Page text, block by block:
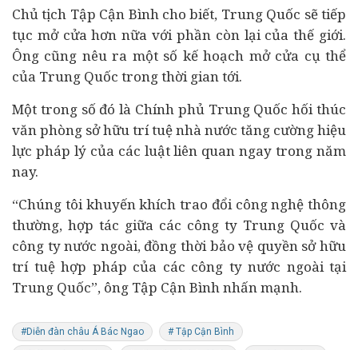
Chủ tịch Tập Cận Bình cho biết, Trung Quốc sẽ tiếp
tục mở cửa hơn nữa với phần còn lại của thế giới.
Ông cũng nêu ra một số kế hoạch mở cửa cụ thể
của Trung Quốc trong thời gian tới.
Một trong số đó là Chính phủ Trung Quốc hối thúc
văn phòng sở hữu trí tuệ nhà nước tăng cường hiệu
lực pháp lý của các luật liên quan ngay trong năm
nay.
“Chúng tôi khuyến khích trao đổi công nghệ thông
thường, hợp tác giữa các công ty Trung Quốc và
công ty nước ngoài, đồng thời bảo vệ quyền sở hữu
trí tuệ hợp pháp của các công ty nước ngoài tại
Trung Quốc”, ông Tập Cận Bình nhấn mạnh.
#Diễn đàn châu Á Bác Ngao # Tập Cận Bình